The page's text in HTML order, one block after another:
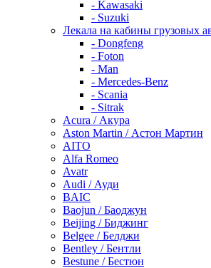
- Kawasaki
- Suzuki
Лекала на кабины грузовых
- Dongfeng
- Foton
- Man
- Mercedes-Benz
- Scania
- Sitrak
Acura / Акура
Aston Martin / Астон Мартин
AITO
Alfa Romeo
Avatr
Audi / Ауди
BAIC
Baojun / Баоджун
Beijing / Биджинг
Belgee / Белджи
Bentley / Бентли
Bestune / Бестюн